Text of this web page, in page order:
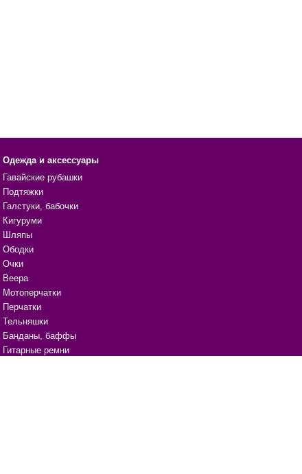
Одежда и аксессуары
Гавайские рубашки
Подтяжки
Галстуки, бабочки
Кигуруми
Шляпы
Ободки
Очки
Веера
Мотоперчатки
Перчатки
Тельняшки
Банданы, баффы
Гитарные ремни